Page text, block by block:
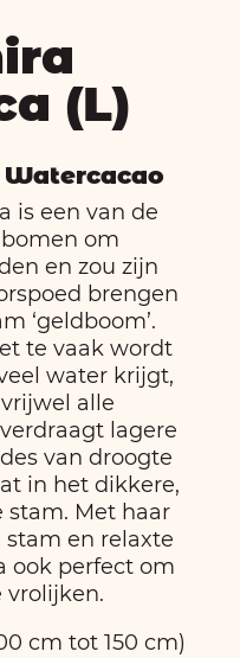
(L)
is een van de
om
en zou zijn
brengen
‘geldboom’.
te vaak wordt
water krijgt,
alle
​​lagere
van droogte
in het dikkere,
stam. Met haar
en relaxte
ook perfect om
vrolijken.
cm tot 150 cm)